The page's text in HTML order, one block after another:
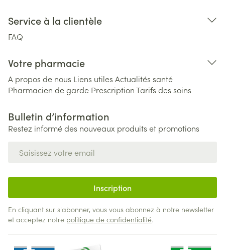
Service à la clientèle
FAQ
Votre pharmacie
A propos de nous Liens utiles Actualités santé
Pharmacien de garde PrescriptionTarifs des soins
Bulletin d’information
Restez informé des nouveaux produits et promotions
Inscription
En cliquant sur s'abonner, vous vous abonnez à notre newsletter
et acceptez notre politique de confidentialité.